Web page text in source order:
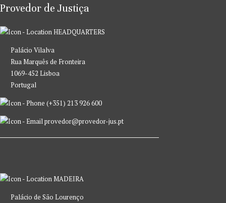
Provedor de Justiça
HEADQUARTERS
Palácio Vilalva
Rua Marquês de Fronteira
1069-452 Lisboa
Portugal
(+351) 213 926 600
provedor@provedor-jus.pt
MADEIRA
Palácio de São Lourenço